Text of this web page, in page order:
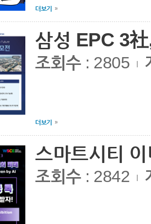
더보기
삼성 EPC 3
조회수: 2805 |
더보기
스마트시티
조회수: 2842 |